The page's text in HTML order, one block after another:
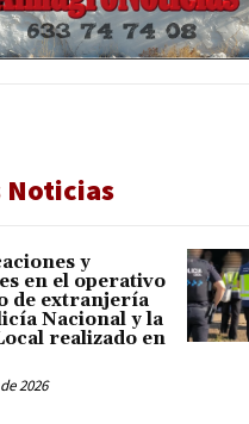
y
en el operativo
de extranjería
Nacional y la
realizado en
2026